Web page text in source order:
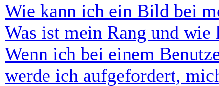
Wie kann ich ein Bild bei
Was ist mein Rang und wie
Wenn ich bei einem
werde ich aufgefordert,